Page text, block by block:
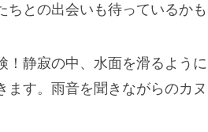
との出会いも待っているかも
！静寂の中、水面を滑るように
す。雨音を聞きながらのカヌ